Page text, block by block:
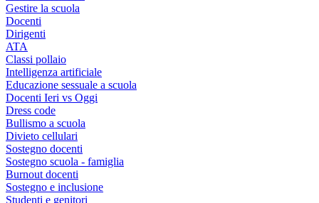
Gestire la scuola
Docenti
Dirigenti
ATA
Classi pollaio
Intelligenza artificiale
Educazione sessuale a scuola
Docenti Ieri vs Oggi
Dress code
Bullismo a scuola
Divieto cellulari
Sostegno docenti
Sostegno scuola - famiglia
Burnout docenti
Sostegno e inclusione
Studenti e genitori